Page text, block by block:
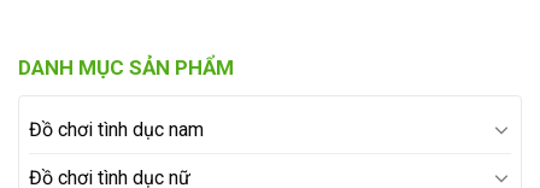
DANH MỤC SẢN PHẨM
Đồ chơi tình dục nam
Đồ chơi tình dục nữ